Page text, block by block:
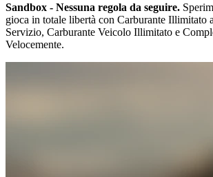
Sandbox - Nessuna regola da seguire.
gioca in totale libertà con Carburante Illimitato
Servizio, Carburante Veicolo Illimitato e
Velocemente.